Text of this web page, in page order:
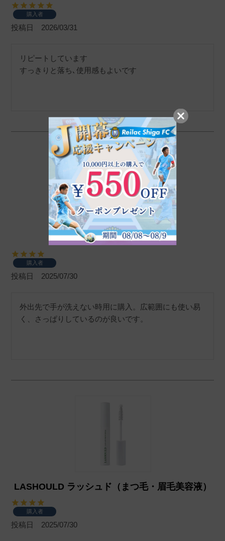
購入者
投稿日 2026/03/31
リピートしています
すっきりと落ち､使用感もよいです
ユーブロック スプレー
購入者
投稿日 2025/07/30
外出先で手が洗えない時用に購入。広範囲にも使い易
く、さっぱりしているのが良いです。
LASHOULD ラッシュド（まつ毛・眉毛美容液）
購入者
投稿日 2025/07/30